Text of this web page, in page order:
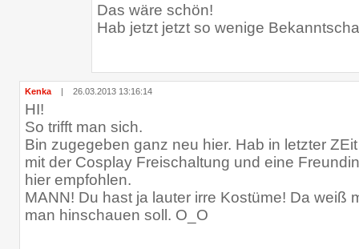
Das wäre schön!
Hab jetzt jetzt so wenige
Kenka | 26.03.2013 13:16:14
HI!
So trifft man sich.
Bin zugegeben ganz neu hier. Hab in letzter
mit der Cosplay Freischaltung und eine
hier empfohlen.
MANN! Du hast ja lauter irre Kostüme! Da weiß
man hinschauen soll. O_O